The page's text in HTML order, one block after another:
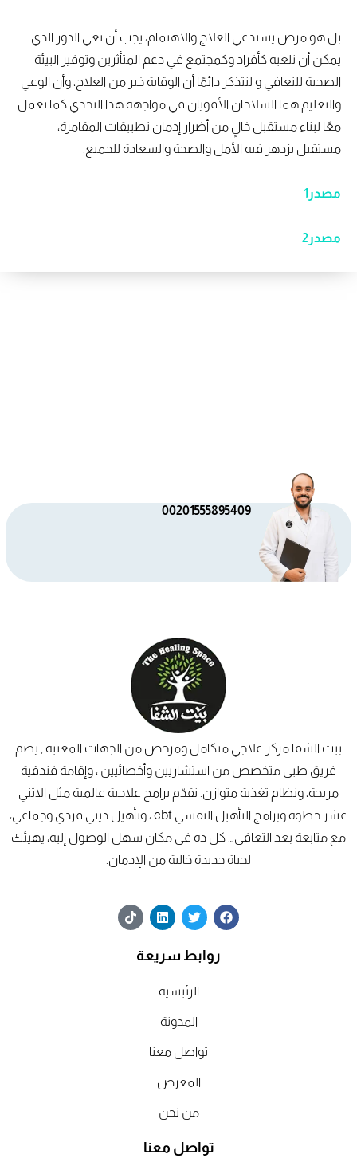
بل هو مرض يستدعي العلاج والاهتمام، يجب أن نعي الدور الذي
يمكن أن نلعبه كأفراد وكمجتمع في دعم المتأثرين وتوفير البيئة
الصحية للتعافي و لنتذكر دائمًا أن الوقاية خير من العلاج، وأن الوعي
والتعليم هما السلاحان الأقويان في مواجهة هذا التحدي كما نعمل
معًا لبناء مستقبل خالٍ من أضرار إدمان تطبيقات المقامرة،
مستقبل يزدهر فيه الأمل والصحة والسعادة للجميع.
مصدر1
مصدر2
00201555895409
بيت الشفا مركز علاجي متكامل ومرخص من الجهات المعنية , يضم
فريق طبي متخصص من استشاريين وأخصائيين ، وإقامة فندقية
مريحة، ونظام تغذية متوازن. نقدّم برامج علاجية عالمية مثل الاثني
عشر خطوة وبرامج التأهيل النفسي cbt ، وتأهيل ديني فردي وجماعي،
مع متابعة بعد التعافي… كل ده في مكان سهل الوصول إليه، يهيئك
لحياة جديدة خالية من الإدمان.
F
a
T
w
t
t
r
L
i
k
e
i
T
i
t روابط سريعة
الرئيسية
المدونة
تواصل معنا
المعرض
من نحن
تواصل معنا